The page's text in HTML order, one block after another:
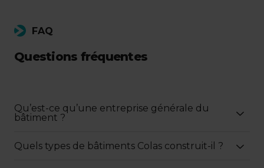
FAQ
Questions fréquentes
Qu’est-ce qu’une entreprise générale du
bâtiment ?
Quels types de bâtiments Colas construit-il ?